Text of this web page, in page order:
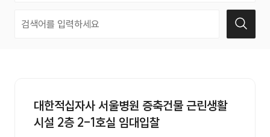
검색어 입력
대한적십자사 서울병원 증축건물 근린생활
시설 2층 2-1호실 임대입찰